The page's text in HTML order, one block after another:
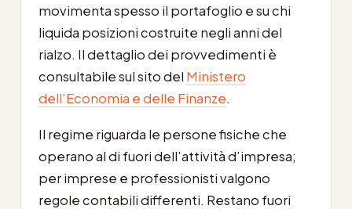
movimenta spesso il portafoglio e su chi
liquida posizioni costruite negli anni del
rialzo. Il dettaglio dei provvedimenti è
consultabile sul sito del Ministero
dell’Economia e delle Finanze.
Il regime riguarda le persone fisiche che
operano al di fuori dell’attività d’impresa;
per imprese e professionisti valgono
regole contabili differenti. Restano fuori